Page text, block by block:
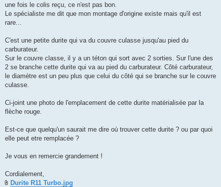
une fois le colis reçu, ce n'est pas bon.
Le spécialiste me dit que mon montage d'origine existe mais qu'il est
rare...
C'est une petite durite qui va du couvre culasse jusqu'au pied du
carburateur.
Sur le couvre classe, il y a un téton qui sort avec 2 sorties. Sur l'une des
2 se branche cette durite qui va au pied du carburateur. Côté carburateur,
le diamètre est un peu plus que celui du côté qui se branche sur le couvre
culasse.
Ci-joint une photo de l'emplacement de cette durite matérialisée par la
flèche rouge.
Est-ce que quelqu'un saurait me dire où trouver cette durite ? ou par quoi
elle peut etre remplacée ?
Je vous en remercie grandement !
Cordialement,
Durite R11 Turbo.jpg